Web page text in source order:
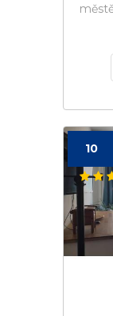
10